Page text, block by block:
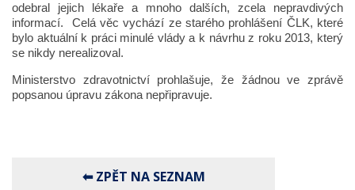
odebral jejich lékaře a mnoho dalších, zcela nepravdivých
informací. Celá věc vychází ze starého prohlášení ČLK, které
bylo aktuální k práci minulé vlády a k návrhu z roku 2013, který
se nikdy nerealizoval.
Ministerstvo zdravotnictví prohlašuje, že žádnou ve zprávě
popsanou úpravu zákona nepřipravuje.